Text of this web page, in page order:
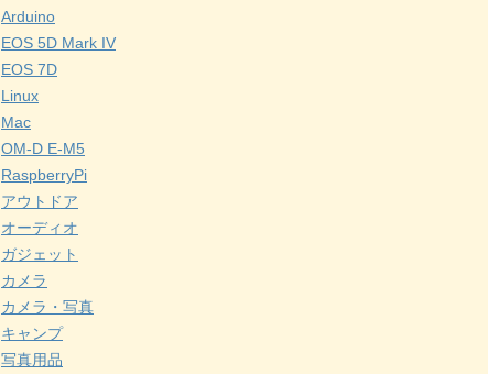
Arduino
EOS 5D Mark IV
EOS 7D
Linux
Mac
OM-D E-M5
RaspberryPi
アウトドア
オーディオ
ガジェット
カメラ
カメラ・写真
キャンプ
写真用品